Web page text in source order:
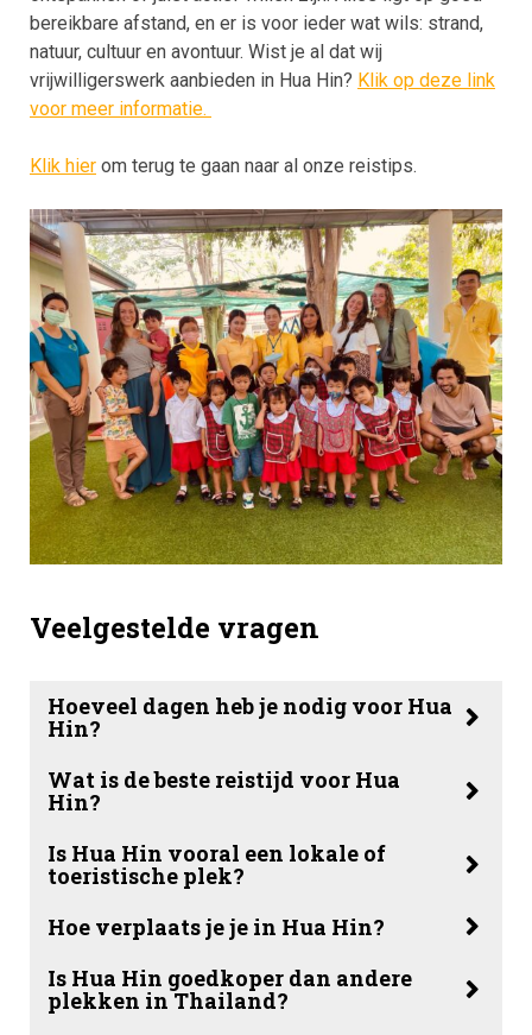
bereikbare afstand, en er is voor ieder wat wils: strand,
natuur, cultuur en avontuur. Wist je al dat wij
vrijwilligerswerk aanbieden in Hua Hin? Klik op deze link
voor meer informatie.
Klik hier om terug te gaan naar al onze reistips.
Veelgestelde vragen
Hoeveel dagen heb je nodig voor Hua
Hin?
Wat is de beste reistijd voor Hua
Hin?
Is Hua Hin vooral een lokale of
toeristische plek?
Hoe verplaats je je in Hua Hin?
Is Hua Hin goedkoper dan andere
plekken in Thailand?